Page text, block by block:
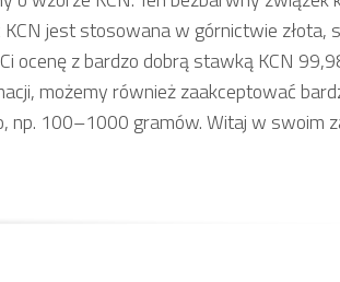
jest stosowana w górnictwie złota,
ocenę z bardzo dobrą stawką KCN
możemy również zaakceptować
np. 100–1000 gramów. Witaj w swoim